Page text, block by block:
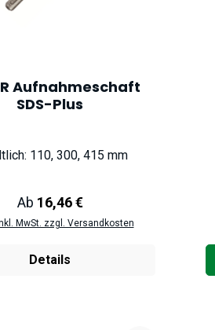
Aufnahmeschaft
SDS-Plus
110, 300, 415 mm
Regulärer Preis:
Ab 16,46 €
MwSt. zzgl. Versandkosten
Details